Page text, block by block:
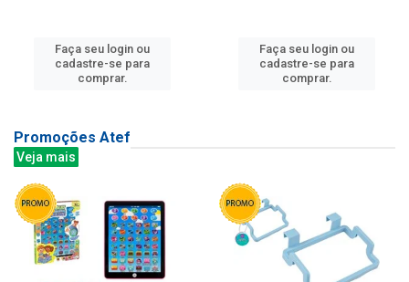
Faça seu login ou
cadastre-se para
comprar.
Faça seu login ou
cadastre-se para
comprar.
Promoções Atef
Veja mais